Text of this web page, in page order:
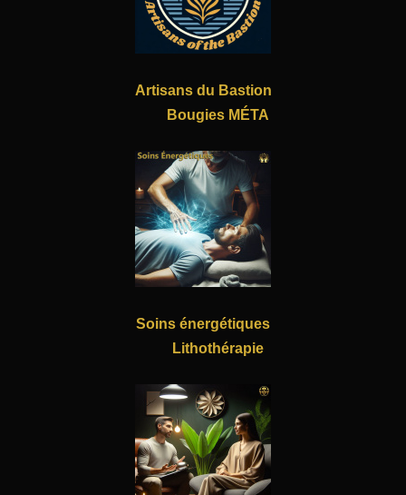
Artisans du Bastion
Bougies MÉTA
Soins énergétiques
Lithothérapie